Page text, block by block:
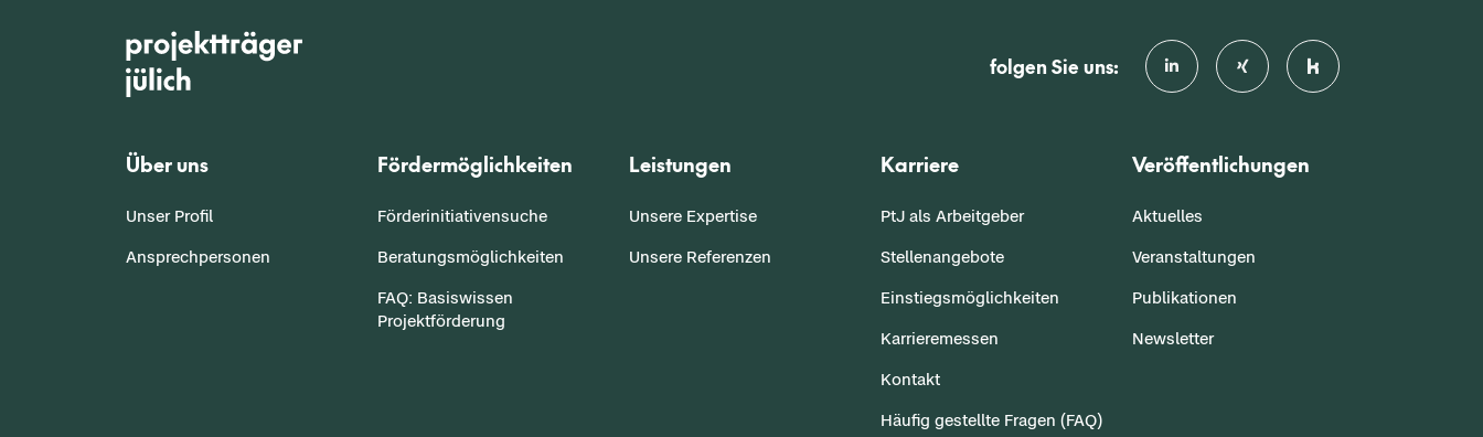
folgen Sie uns:
Über uns
Unser Profil
Ansprechpersonen
Fördermöglichkeiten
Förderinitiativensuche
Beratungsmöglichkeiten
FAQ: Basiswissen
Projektförderung
Leistungen
Unsere Expertise
Unsere Referenzen
Karriere
PtJ als Arbeitgeber
Stellenangebote
Einstiegsmöglichkeiten
Karrieremessen
Kontakt
Häufig gestellte Fragen (FAQ)
Veröffentlichungen
Aktuelles
Veranstaltungen
Publikationen
Newsletter